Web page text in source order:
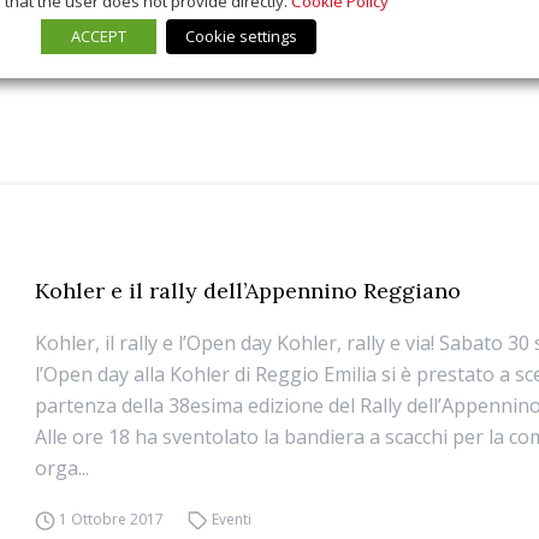
Kohler e il rally dell’Appennino Reggiano
Kohler, il rally e l’Open day Kohler, rally e via! Sabato
l’Open day alla Kohler di Reggio Emilia si è prestato a
partenza della 38esima edizione del Rally
Alle ore 18 ha sventolato la bandiera a scacchi per la
orga...
1 Ottobre 2017 Eventi
ACCEPT
Cookie settings